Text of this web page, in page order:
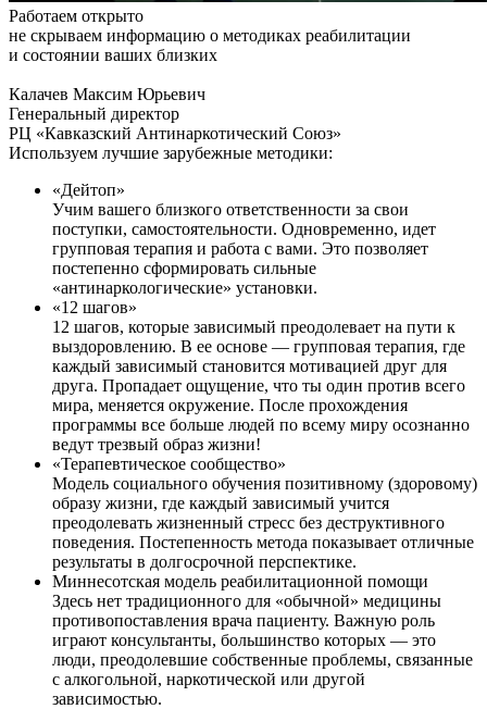
Работаем открыто
не скрываем информацию о методиках реабилитации
и состоянии ваших близких
Калачев Максим Юрьевич
Генеральный директор
РЦ «Кавказский Антинаркотический Союз»
Используем лучшие зарубежные методики:
«Дейтоп»
Учим вашего близкого ответственности за свои
поступки, самостоятельности. Одновременно, идет
групповая терапия и работа с вами. Это позволяет
постепенно сформировать сильные
«антинаркологические» установки.
«12 шагов»
12 шагов, которые зависимый преодолевает на пути к
выздоровлению. В ее основе — групповая терапия, где
каждый зависимый становится мотивацией друг для
друга. Пропадает ощущение, что ты один против всего
мира, меняется окружение. После прохождения
программы все больше людей по всему миру осознанно
ведут трезвый образ жизни!
«Терапевтическое сообщество»
Модель социального обучения позитивному (здоровому)
образу жизни, где каждый зависимый учится
преодолевать жизненный стресс без деструктивного
поведения. Постепенность метода показывает отличные
результаты в долгосрочной перспектике.
Миннесотская модель реабилитационной помощи
Здесь нет традиционного для «обычной» медицины
противопоставления врача пациенту. Важную роль
играют консультанты, большинство которых — это
люди, преодолевшие собственные проблемы, связанные
с алкогольной, наркотической или другой
зависимостью.